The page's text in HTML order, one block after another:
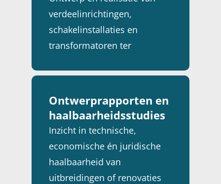
verdeelinrichtingen,
schakelinstallaties en
transformatoren ter
energiebehoeften.
Ontwerprapporten en
haalbaarheidsstudies
Inzicht in technische,
economische én juridische
haalbaarheid van
uitbreidingen of renovaties